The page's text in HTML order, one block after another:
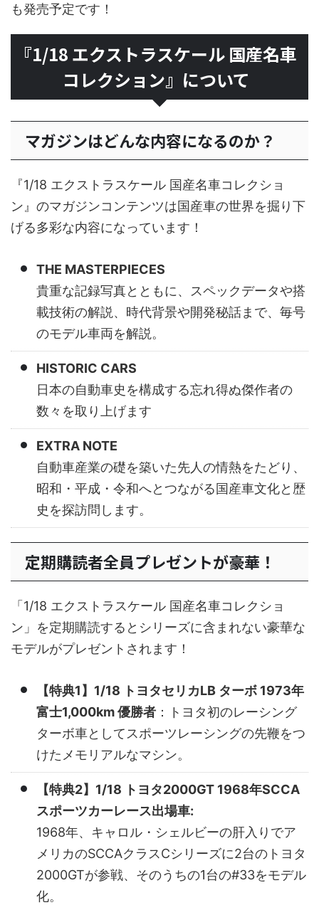
も発売予定です！
『1/18 エクストラスケール 国産名車
コレクション』について
マガジンはどんな内容になるのか？
『1/18 エクストラスケール 国産名車コレクショ
ン』のマガジンコンテンツは国産車の世界を掘り下
げる多彩な内容になっています！
THE MASTERPIECES
貴重な記録写真とともに、スペックデータや搭
載技術の解説、時代背景や開発秘話まで、毎号
のモデル車両を解説。
HISTORIC CARS
日本の自動車史を構成する忘れ得ぬ傑作者の
数々を取り上げます
EXTRA NOTE
自動車産業の礎を築いた先人の情熱をたどり、
昭和・平成・令和へとつながる国産車文化と歴
史を探訪問します。
定期購読者全員プレゼントが豪華！
「1/18 エクストラスケール 国産名車コレクショ
ン」を定期購読するとシリーズに含まれない豪華な
モデルがプレゼントされます！
【特典1】1/18 トヨタセリカLB ターボ 1973年
富士1,000km 優勝者 ：トヨタ初のレーシング
ターボ車としてスポーツレーシングの先鞭をつ
けたメモリアルなマシン。
【特典2】1/18 トヨタ2000GT 1968年SCCA
スポーツカーレース出場車:
1968年、キャロル・シェルビーの肝入りでア
メリカのSCCAクラスCシリーズに2台のトヨタ
2000GTが参戦、そのうちの1台の#33をモデル
化。